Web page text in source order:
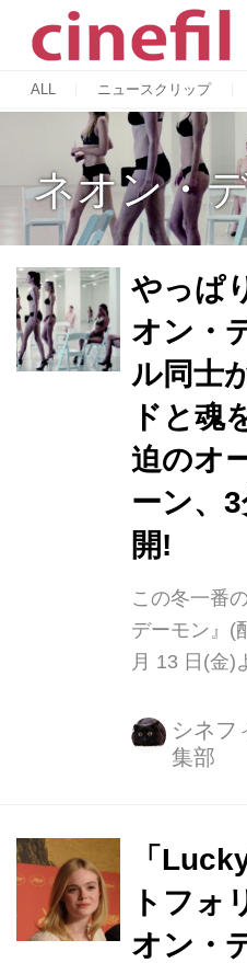
ALL ニュースクリップ
ネオン・
やっぱ
オン・
ル同士
ドと魂
迫のオ
ーン、
開!
この冬一番
デーモン』(
月 13 日(金)
年世界に最
『ドライヴ
昼夢のよう
像で描いた
ーニ、サン
ブランドが
シネフ
集部
「
トフ
オン・